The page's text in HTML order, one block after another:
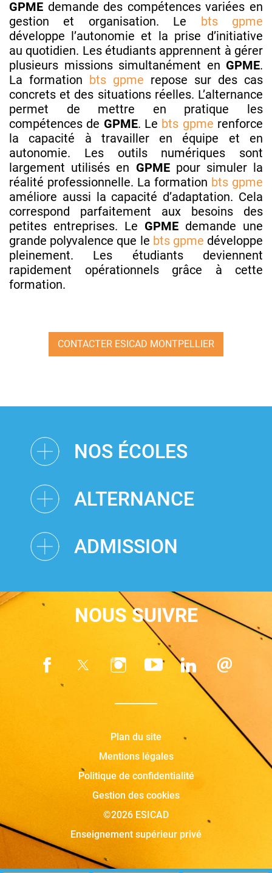
GPME demande des compétences variées en
gestion et organisation. Le bts gpme
développe l’autonomie et la prise d’initiative
au quotidien. Les étudiants apprennent à gérer
plusieurs missions simultanément en GPME.
La formation bts gpme repose sur des cas
concrets et des situations réelles. L’alternance
permet de mettre en pratique les
compétences de GPME. Le bts gpme renforce
la capacité à travailler en équipe et en
autonomie. Les outils numériques sont
largement utilisés en GPMEpour simuler la
réalité professionnelle. La formation bts gpme
améliore aussi la capacité d’adaptation. Cela
correspond parfaitement aux besoins des
petites entreprises. Le GPME demande une
grande polyvalence que le bts gpme développe
pleinement. Les étudiants deviennent
rapidement opérationnels grâce à cette
formation.
CONTACTER ESICAD MONTPELLIER
NOS ÉCOLES
ALTERNANCE
ADMISSION
NOUS SUIVRE
Plan du site
Mentions légales
Politique de confidentialité
Gestion des cookies
©2026 ESICAD
Enseignement supérieur privé